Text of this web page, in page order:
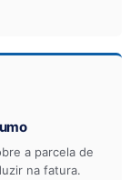
a parcela de
na fatura.